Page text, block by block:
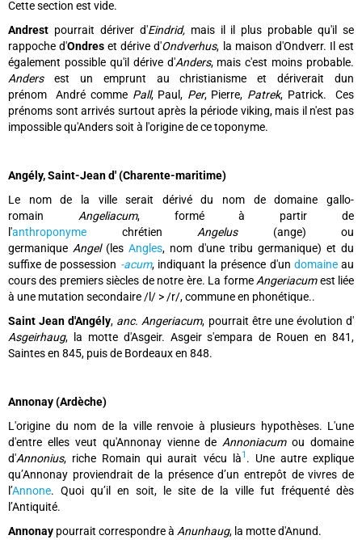
Cette section est vide.
Andrest pourrait dériver d'Eindrid,mais il il plus probable qu'il se
rappoche d'Ondres et dérive d'Ondverhus, la maison d'Ondverr. Il est
également possible qu'il dérive d'Anders, mais c'est moins probable.
Andersest un emprunt au christianisme et dériverait dun
prénom André commePall, Paul, Per, Pierre, Patrek, Patrick. Ces
prénoms sont arrivés surtout après la période viking, mais il n'est pas
impossible qu'Anders soit à l'origine de ce toponyme.
Angély, Saint-Jean d' (Charente-maritime)
Le nom de la ville serait dérivé du nom de domaine gallo-
romain Angeliacum, formé à partir de
l'anthroponyme chrétien Angelus(ange) ou
germanique Angel(lesAngles, nom d'une tribu germanique) et du
suffixe de possession -acum, indiquant la présence d'un domaineau
cours des premiers siècles de notre ère. La forme Angeriacumest liée
à une mutation secondaire /l/ > /r/, commune en phonétique..
Saint Jean d'Angély, anc. Angeriacum, pourrait être une évolution d'
Asgeirhaug, la motte d'Asgeir. Asgeir s'empara de Rouen en 841,
Saintes en 845, puis de Bordeaux en 848.
Annonay (Ardèche)
L'origine du nom de la ville renvoie à plusieurs hypothèses. L'une
d'entre elles veut qu'Annonay vienne de Annoniacumou domaine
d'Annonius, riche Romain qui aurait vécu là1 . Une autre explique
qu’Annonay proviendrait de la présence d’un entrepôt de vivres de
l’Annone. Quoi qu’il en soit, le site de la ville fut fréquenté dès
l’Antiquité.
Annonay pourrait correspondre à Anunhaug, la motte d'Anund.